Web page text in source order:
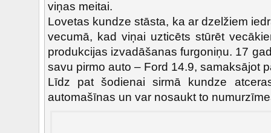
viņas meitai.
Lovetas kundze stāsta, ka ar dzelžiem
vecumā, kad viņai uzticēts stūrēt
produkcijas izvadāšanas furgoniņu. 17
savu pirmo auto – Ford 14.9, samaksājot
Līdz pat šodienai sirmā kundze
automašīnas un var nosaukt to